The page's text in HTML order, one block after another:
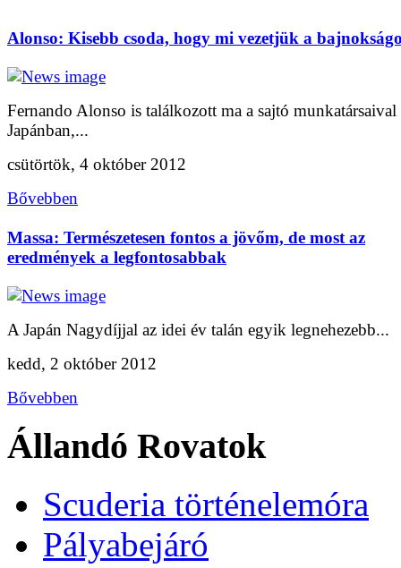
Alonso: Kisebb csoda, hogy mi vezetjük a
Fernando Alonso is találkozott ma a sajtó munkatársaival
Japánban,...
csütörtök, 4 október 2012
Bővebben
Massa: Természetesen fontos a jövőm, de most az
eredmények a legfontosabbak
A Japán Nagydíjjal az idei év talán egyik legnehezebb...
kedd, 2 október 2012
Bővebben
Állandó Rovatok
Scuderia történelemóra
Pályabejáró